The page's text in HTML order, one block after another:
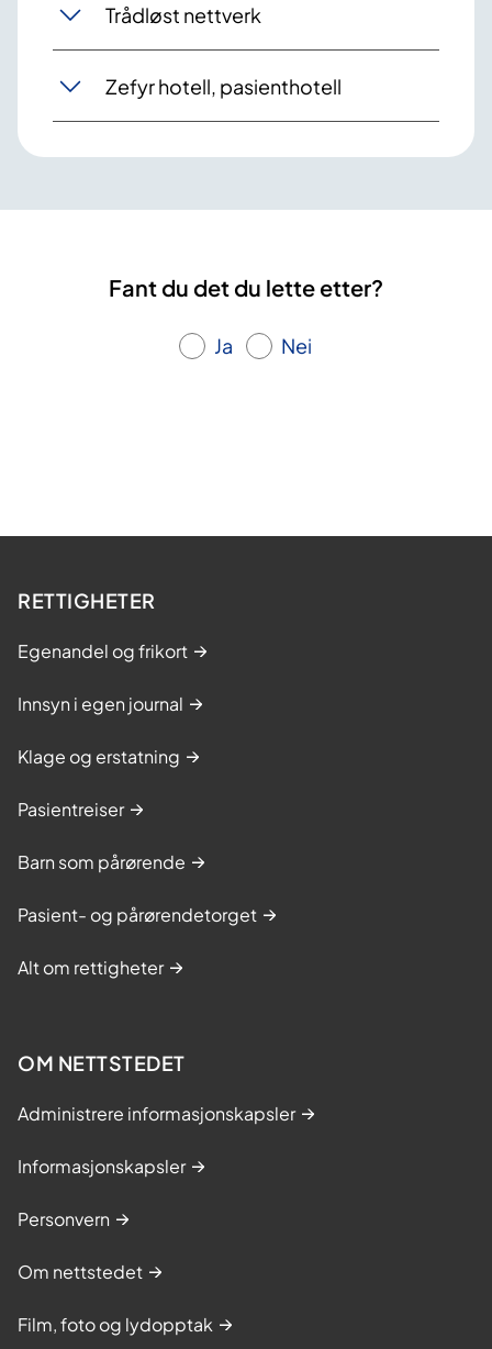
Trådløst nettverk
Zefyr hotell, pasienthotell
Fant du det du lette etter?
Ja Nei
RETTIGHETER
Egenandel og frikort
Innsyn i egen journal
Klage og erstatning
Pasientreiser
Barn som pårørende
Pasient- og pårørendetorget
Alt om rettigheter
OM NETTSTEDET
Administrere informasjonskapsler
Informasjonskapsler
Personvern
Om nettstedet
Film, foto og lydopptak